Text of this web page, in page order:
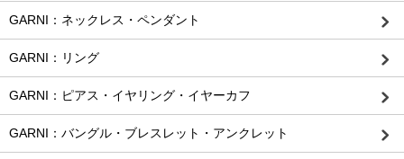
GARNI：ネックレス・ペンダント
GARNI：リング
GARNI：ピアス・イヤリング・イヤーカフ
GARNI：バングル・ブレスレット・アンクレット